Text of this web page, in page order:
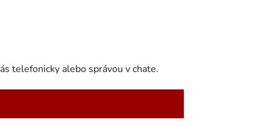
telefonicky alebo správou v chate.